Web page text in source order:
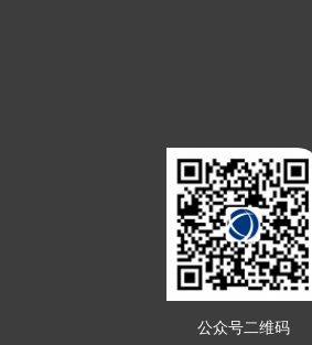
公众号二维码